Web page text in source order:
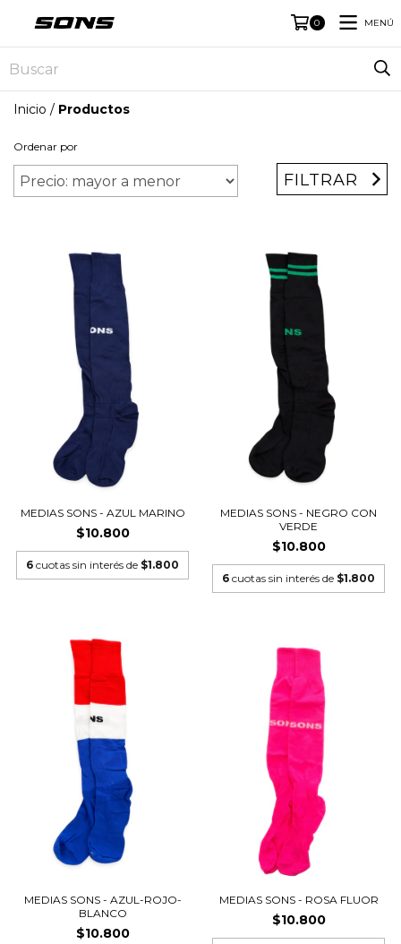
0 MENÚ
Inicio / Productos
Ordenar por
FILTRAR
MEDIAS SONS - AZUL MARINO
$10.800
6 cuotas sin interés de $1.800
MEDIAS SONS - NEGRO CON
VERDE
$10.800
6 cuotas sin interés de $1.800
MEDIAS SONS - AZUL-ROJO-
BLANCO
$10.800
MEDIAS SONS - ROSA FLUOR
$10.800